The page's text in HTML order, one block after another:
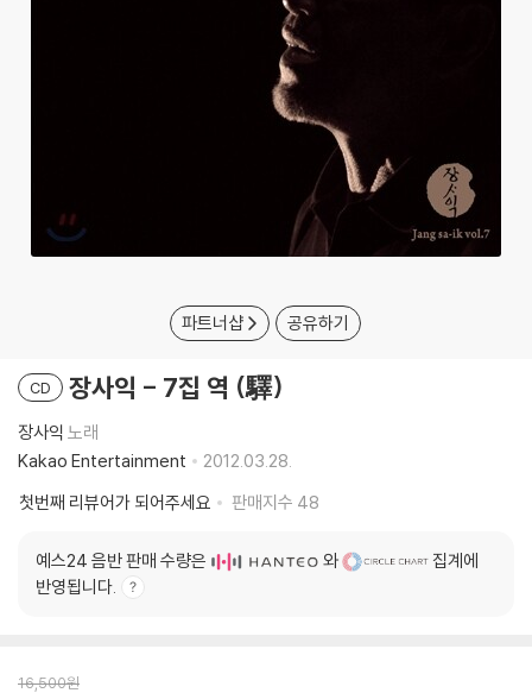
파트너샵 공유하기
CD 장사익 - 7집 역 (驛)
장사익 노래
Kakao Entertainment
2012.03.28.
첫번째 리뷰어가 되어주세요
판매지수 48
예스24 음반 판매 수량은 와
집계에
반영됩니다.
16,500원